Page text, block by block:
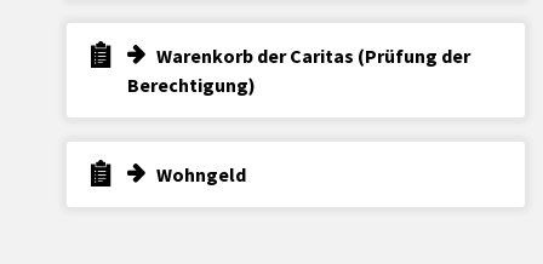
Warenkorb der Caritas (Prüfung der
Berechtigung)
Wohngeld